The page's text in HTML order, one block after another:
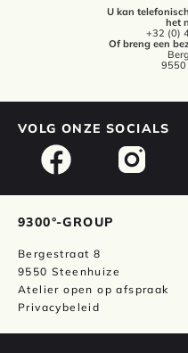
U kan
het
+32 (0)
Of breng een
9550
VOLG ONZE SOCIALS
9300°-GROUP
Bergestraat 8
9550 Steenhuize
Atelier open op afspraak
Privacybeleid